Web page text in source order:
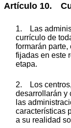
Artículo 10.
1. Las
currículo de
formarán
fijadas en este
etapa.
2. Los centros,
desarrollarán y
las
características
a su realidad